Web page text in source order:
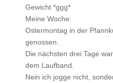
Gewicht *ggg*
Meine Woche:
Ostermontag in der
genossen.
Die nächsten drei Tage
dem Laufband.
Nein ich jogge nicht,